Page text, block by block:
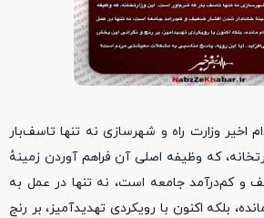
اخیر وزارت راه و شهرسازی نه تنها تاسف‌بار
که وظیفه اصلی آن فراهم آوردن زمینهٔ
و کم‌درآمد جامعه است، نه تنها در عمل به
بلکه اکنون با رویکردی تهدیدآمیز، بر رنج